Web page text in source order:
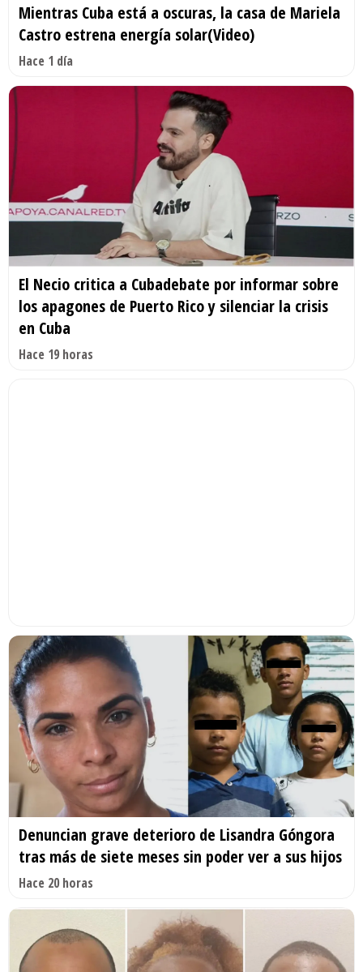
Mientras Cuba está a oscuras, la casa de Mariela
Castro estrena energía solar(Video)
Hace 1 día
El Necio critica a Cubadebate por informar sobre
los apagones de Puerto Rico y silenciar la crisis
en Cuba
Hace 19 horas
Denuncian grave deterioro de Lisandra Góngora
tras más de siete meses sin poder ver a sus hijos
Hace 20 horas